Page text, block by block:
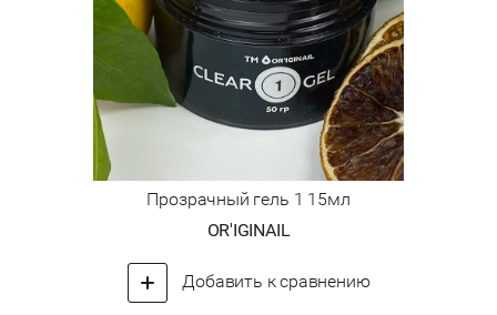
Прозрачный гель 1 15мл
OR'IGINAIL
Добавить к сравнению